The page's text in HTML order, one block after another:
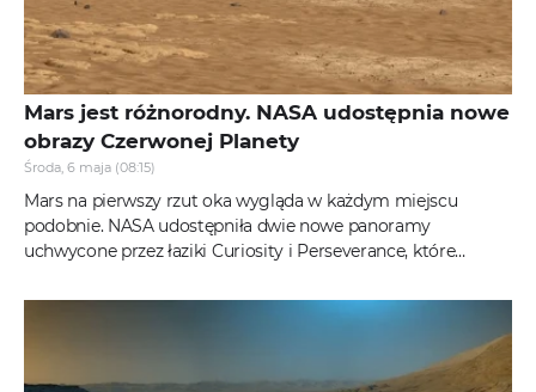
Mars jest różnorodny. NASA udostępnia nowe
obrazy Czerwonej Planety
Środa, 6 maja (08:15)
Mars na pierwszy rzut oka wygląda w każdym miejscu
podobnie. NASA udostępniła dwie nowe panoramy
uchwycone przez łaziki Curiosity i Perseverance, które